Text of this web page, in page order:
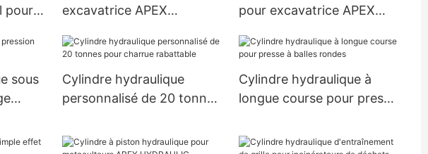
pour
excavatrice APEX
pour excavatrice APEX
sous
Cylindre hydraulique
personnalisé de 20 tonnes
Cylindre hydraulique à
longue course pour presse